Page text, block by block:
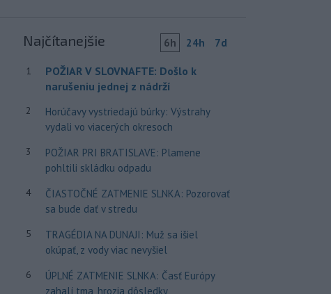
Najčítanejšie 6h 24h 7d
1
POŽIAR V SLOVNAFTE: Došlo k
narušeniu jednej z nádrží
2
Horúčavy vystriedajú búrky: Výstrahy
vydali vo viacerých okresoch
3
POŽIAR PRI BRATISLAVE: Plamene
pohltili skládku odpadu
4
ČIASTOČNÉ ZATMENIE SLNKA: Pozorovať
sa bude dať v stredu
5
TRAGÉDIA NA DUNAJI: Muž sa išiel
okúpať, z vody viac nevyšiel
6
ÚPLNÉ ZATMENIE SLNKA: Časť Európy
zahalí tma, hrozia dôsledky